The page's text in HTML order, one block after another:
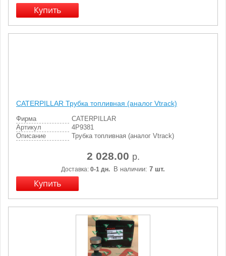
CATERPILLAR Трубка топливная (аналог Vtrack)
Фирма
CATERPILLAR
Артикул
4P9381
Описание
Трубка топливная (аналог Vtrack)
2 028.00 р.
Доставка: 0-1 дн. В наличии: 7 шт.